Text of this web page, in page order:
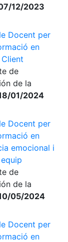
12/2023
Docent per
en
de
de la
01/2024
Docent per
en
emocional i
de
de la
05/2024
Docent per
en